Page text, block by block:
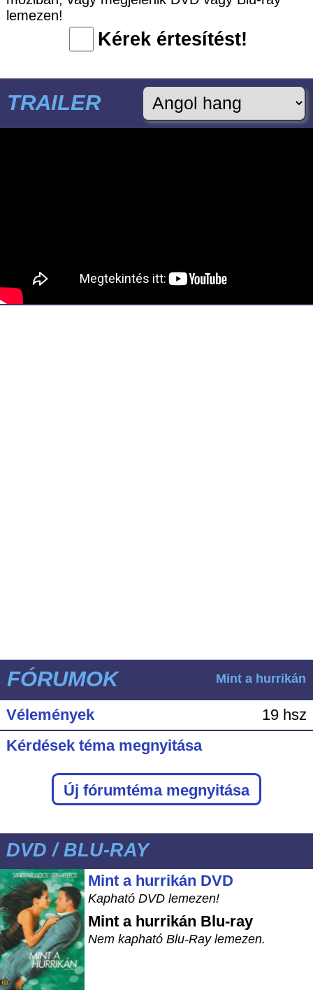
lemezen!
Kérek értesítést!
TRAILER
FÓRUMOK Mint a hurrikán
Vélemények
19 hsz
Kérdések téma megnyitása
Új fórumtéma megnyitása
DVD / BLU-RAY
Mint a hurrikán DVD
Kapható DVD lemezen!
Mint a hurrikán Blu-ray
Nem kapható Blu-Ray lemezen.